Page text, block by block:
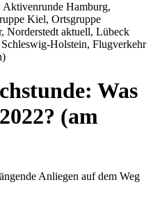
Aktivenrunde Hamburg,
Kiel, Ortsgruppe
Norderstedt aktuell, Lübeck
Holstein, Flugverkehr
Was
(am
Anliegen auf dem Weg